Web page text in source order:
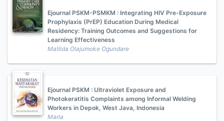
Ejournal PSKM-PSMKM : Integrating HIV Pre-Exposure
Prophylaxis (PrEP) Education During Medical
Residency: Training Outcomes and Suggestions for
Learning Effectiveness
Matilda Olajumoke Ogundare
Ejournal PSKM : Ultraviolet Exposure and
Photokeratitis Complaints among Informal Welding
Workers in Depok, West Java, Indonesia
Maria